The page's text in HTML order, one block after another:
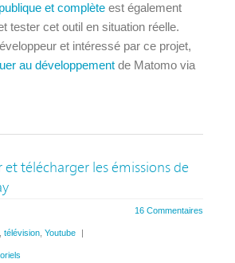
et complète est également
tester cet outil en situation réelle.
et intéressé par ce projet,
au développement de Matomo via
et télécharger les émissions de
16 Commentaires
télévision Youtube